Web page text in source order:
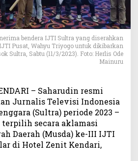
h
k
o
a
i
I
S
u
t
r
a
bendera IJTI Sultra yang diserahkan
Pusat, Wahyu Triyogo untuk dikibarkan
Sultra, Sabtu (11/3/2023). Foto: Herlis Ode
Mainuru
– Saharudin resmi
Jurnalis Televisi Indonesia
(Sultra) periode 2023 –
terpilih secara aklamasi
Daerah (Musda) ke-III IJTI
di Hotel Zenit Kendari,